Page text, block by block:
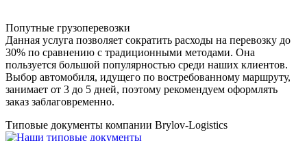
Попутные грузоперевозки
Данная услуга позволяет сократить расходы на перевозку до
30% по сравнению с традиционными методами. Она
пользуется большой популярностью среди наших клиентов.
Выбор автомобиля, идущего по востребованному маршруту,
занимает от 3 до 5 дней, поэтому рекомендуем оформлять
заказ заблаговременно.
Типовые документы компании Brylov-Logistics